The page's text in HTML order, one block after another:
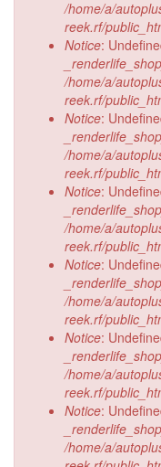
/home/a/
reek.rf/
Notice:
/home/a/
reek.rf/
Notice:
/home/a/
reek.rf/
Notice:
/home/a/
reek.rf/
Notice:
/home/a/
reek.rf/
Notice:
/home/a/
reek.rf/
Notice:
/home/a/